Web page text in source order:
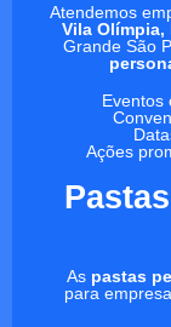
Atendemos
Vila Olímpia,
Grande São
Eventos
Ações
As pastas
para